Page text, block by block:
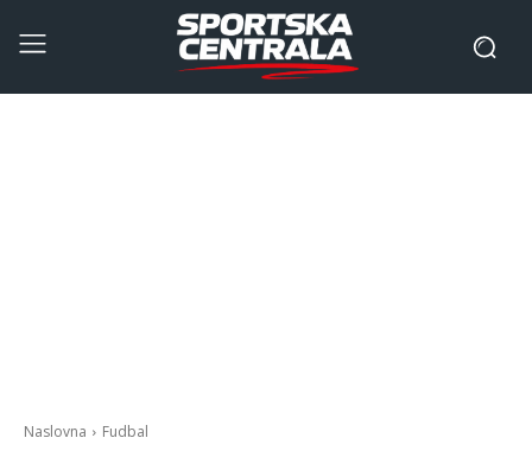
Naslovna Fudbal